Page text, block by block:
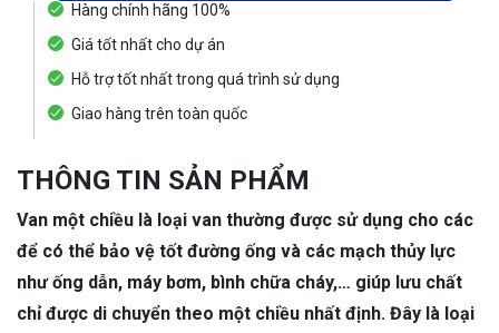
Hàng chính hãng 100%
Giá tốt nhất cho dự án
Hỗ trợ tốt nhất trong quá trình sử dụng
Giao hàng trên toàn quốc
THÔNG TIN SẢN PHẨM
Van một chiều là loại van thường được sử dụng cho các
để có thể bảo vệ tốt đường ống và các mạch thủy lực
như ống dẫn, máy bơm, bình chữa cháy,… giúp lưu chất
chỉ được di chuyển theo một chiều nhất định. Đây là loại